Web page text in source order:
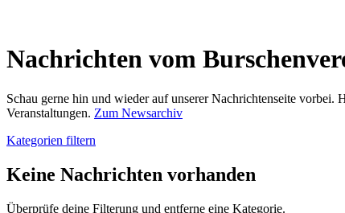
Nachrichten vom
Schau gerne hin und wieder auf unserer Nachrichtenseite
Veranstaltungen. Zum Newsarchiv
Kategorien filtern
Keine Nachrichten vorhanden
Überprüfe deine Filterung und entferne eine Kategorie.